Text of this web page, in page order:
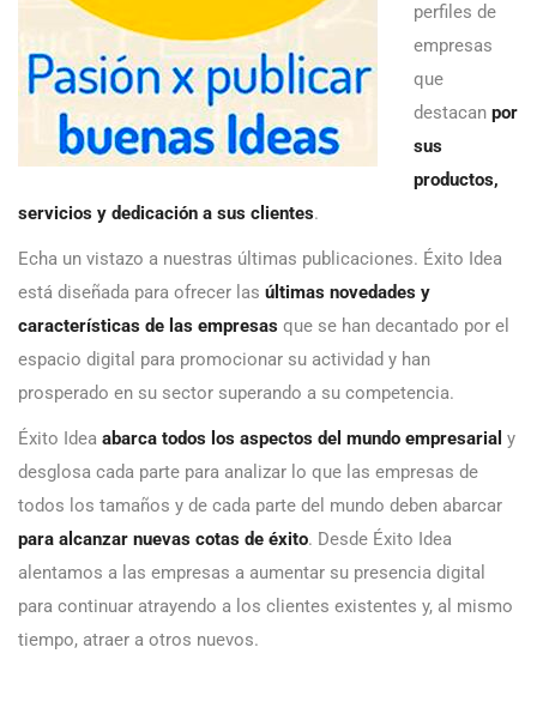
perfiles de
empresas
que
destacan por
sus
productos,
servicios y dedicación a sus clientes.
Echa un vistazo a nuestras últimas publicaciones. Éxito Idea
está diseñada para ofrecer las últimas novedades y
características de las empresas que se han decantado por el
espacio digital para promocionar su actividad y han
prosperado en su sector superando a su competencia.
Éxito Idea abarca todos los aspectos del mundo empresarial y
desglosa cada parte para analizar lo que las empresas de
todos los tamaños y de cada parte del mundo deben abarcar
para alcanzar nuevas cotas de éxito. Desde Éxito Idea
alentamos a las empresas a aumentar su presencia digital
para continuar atrayendo a los clientes existentes y, al mismo
tiempo, atraer a otros nuevos.